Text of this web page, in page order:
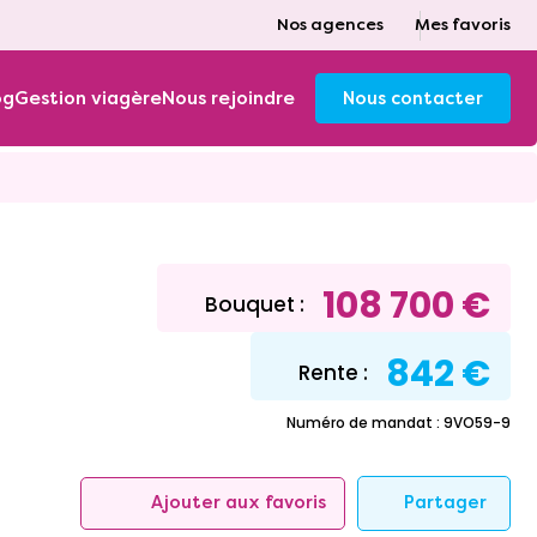
Nos agences Mes favoris
Gestion viagèreNous rejoindre Nous contacter
Bouquet : 108 700 €
Rente : 842 €
Numéro de mandat : 9VO59-9
Ajouter aux favoris Partager